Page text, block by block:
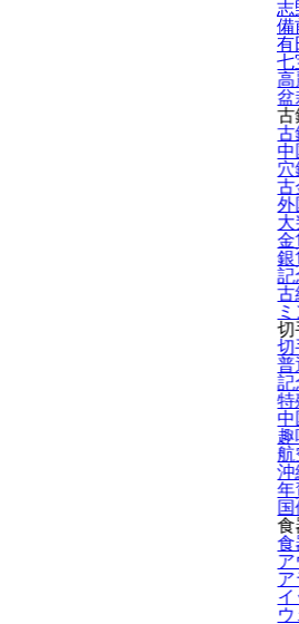
志
備
有
七
高
盆
古
古
中
穴
古
外
大
金
銀
記
古
切
切
普
記
特
中
趣
航
沖
年
食
食
ア
ア
イ